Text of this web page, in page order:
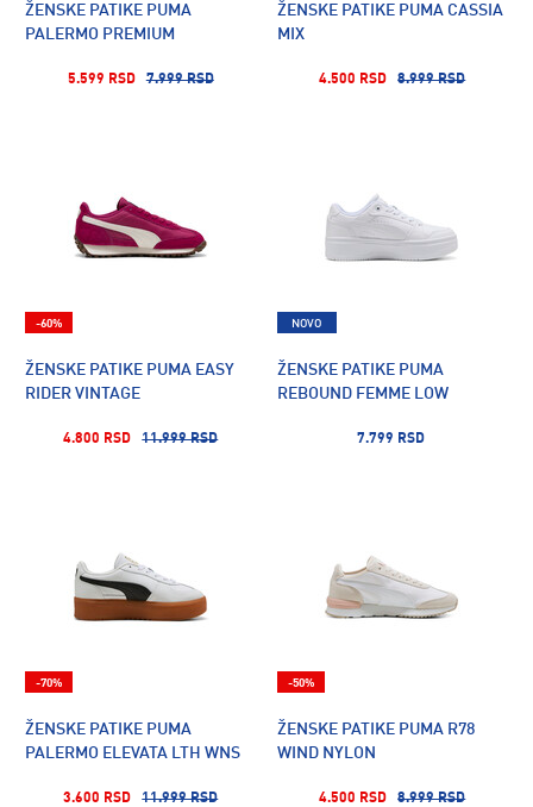
ŽENSKE PATIKE PUMA
PALERMO PREMIUM
5.599 RSD 7.999 RSD
ŽENSKE PATIKE PUMA CASSIA
MIX
4.500 RSD 8.999 RSD
ŽENSKE PATIKE PUMA EASY
RIDER VINTAGE
4.800 RSD 11.999 RSD
-60%
ŽENSKE PATIKE PUMA
REBOUND FEMME LOW
7.799 RSD
NOVO
ŽENSKE PATIKE PUMA
PALERMO ELEVATA LTH WNS
3.600 RSD 11.999 RSD
-70%
ŽENSKE PATIKE PUMA R78
WIND NYLON
4.500 RSD 8.999 RSD
-50%